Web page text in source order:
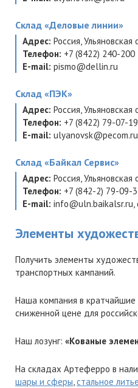
Склад «Деловые линии»
Адрес: Россия,Ульяновская
Телефон: +7 (8422) 240-200
E-mail: pismo@dellin.ru
Склад «ПЭК»
Адрес: Россия,Ульяновская
Телефон: +7 (8422) 79-07-19
E-mail: ulyanovsk@pecom.ru
Склад «Байкал Сервис»
Адрес: Россия,Ульяновская
Телефон: +7 (842-2) 79-09-
E-mail: info@uln.baikalsr.ru,
Элементы
Получить элементы
транспортных кампаний.
Наша компания в кратчайшие
сниженной цене для
Наш лозунг: «Кованые
На складах Артеферро в
шары и сферы,стальное